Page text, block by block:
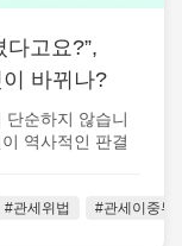
고요?”,
바뀌나?
순하지 않습니
역사적인 판결
#관세위법 #관세이중부